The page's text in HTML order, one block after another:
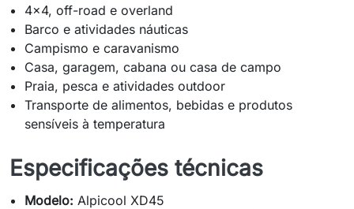
4x4, off-road e overland
Barco e atividades náuticas
Campismo e caravanismo
Casa, garagem, cabana ou casa de campo
Praia, pesca e atividades outdoor
Transporte de alimentos, bebidas e produtos
sensíveis à temperatura
Especificações técnicas
Modelo: Alpicool XD45